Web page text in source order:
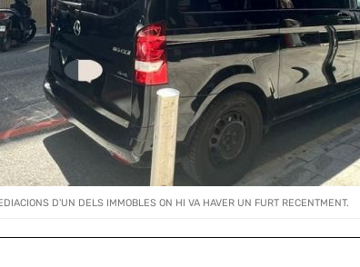
D'UN DELS IMMOBLES ON HI VA HAVER UN FURT RECENTMENT.